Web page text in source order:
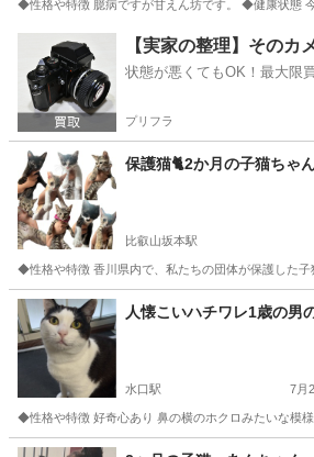
◆性格や特徴 臆病ですが甘えん坊です。 ◆健康状態
猫
【実家の整理】そのカ
状態が悪くてもOK！最大限
プリフラ
保護猫🐈2か月の子猫ちゃ
比叡山坂本駅
◆性格や特徴 香川県内で、私たちの団体が保護した
滋賀 大津市 比叡山坂本駅 健康
人懐こいハチワレ1歳の男
水口駅 7月
◆性格や特徴 好奇心あり 鼻の横のホクロみたいな模
滋賀 甲賀市 水口駅 猫